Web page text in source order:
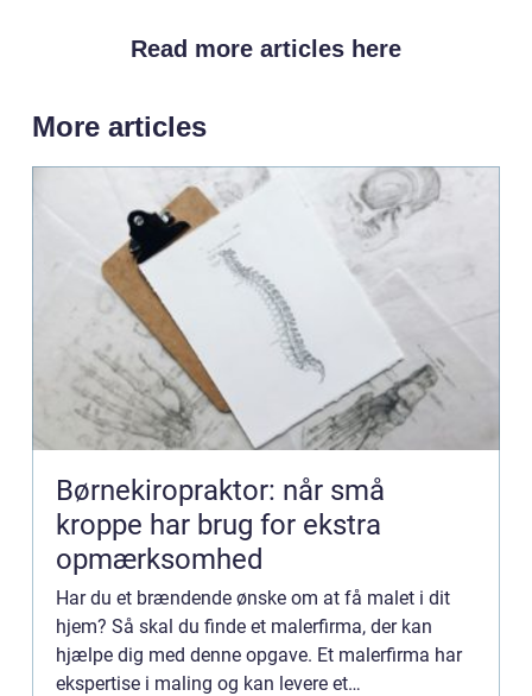
Read more articles here
More articles
Børnekiropraktor: når små
kroppe har brug for ekstra
opmærksomhed
Har du et brændende ønske om at få malet i dit
hjem? Så skal du finde et malerfirma, der kan
hjælpe dig med denne opgave. Et malerfirma har
ekspertise i maling og kan levere et